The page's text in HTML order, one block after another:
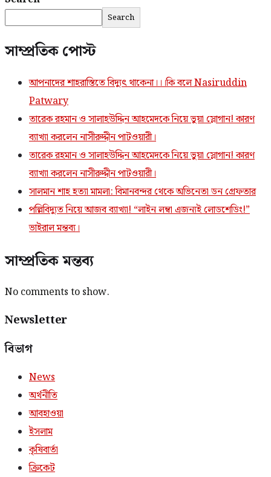
Search
সাম্প্রতিক পোস্ট
আপনাদের শাহরাস্তিতে বিদ্যুৎ থাকেনা।।।কি বলে Nasiruddin
Patwary
তারেক রহমান ও সালাহউদ্দিন আহমেদকে নিয়ে ভুয়া স্লোগান! কারণ
ব্যাখ্যা করলেন নাসীরুদ্দীন পাটওয়ারী।
তারেক রহমান ও সালাহউদ্দিন আহমেদকে নিয়ে ভুয়া স্লোগান! কারণ
ব্যাখ্যা করলেন নাসীরুদ্দীন পাটওয়ারী।
সালমান শাহ হত্যা মামলা: বিমানবন্দর থেকে অভিনেতা ডন গ্রেফতার
পল্লিবিদ্যুত নিয়ে আজব ব্যাখ্যা! “লাইন লম্বা এজন্যই লোডশেডিং!”
ভাইরাল মন্তব্য।
সাম্প্রতিক মন্তব্য
No comments to show.
Newsletter
বিভাগ
News
অর্থনীতি
আবহাওয়া
ইসলাম
কৃষিবার্তা
ক্রিকেট